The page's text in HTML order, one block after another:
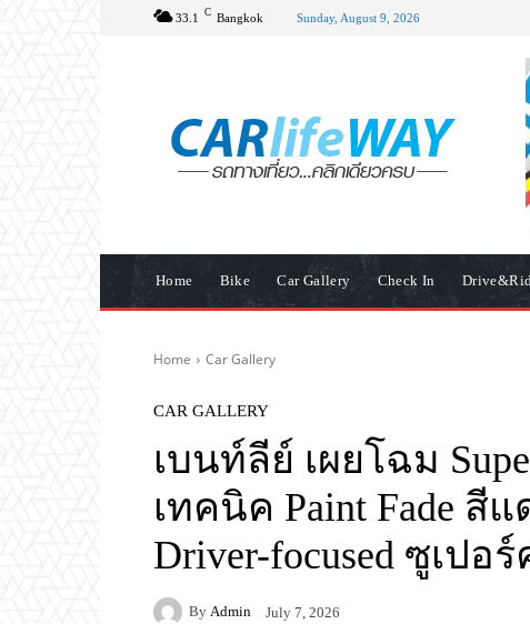
33.1 C Bangkok Sunday, August 9, 2026
Home Bike Car Gallery Check In
Home Car Gallery
CAR GALLERY
เบนท์ลีย์ เผยโฉม
เทคนิค Paint Fade สี
Driver-focused ซูเปอ
By Admin July 7, 2026